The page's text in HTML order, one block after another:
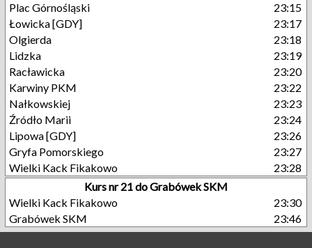
Plac Górnośląski
23:15
Łowicka [GDY]
23:17
Olgierda
23:18
Lidzka
23:19
Racławicka
23:20
Karwiny PKM
23:22
Nałkowskiej
23:23
Źródło Marii
23:24
Lipowa [GDY]
23:26
Gryfa Pomorskiego
23:27
Wielki Kack Fikakowo
23:28
Kurs nr 21 do Grabówek SKM
Wielki Kack Fikakowo
23:30
Grabówek SKM
23:46